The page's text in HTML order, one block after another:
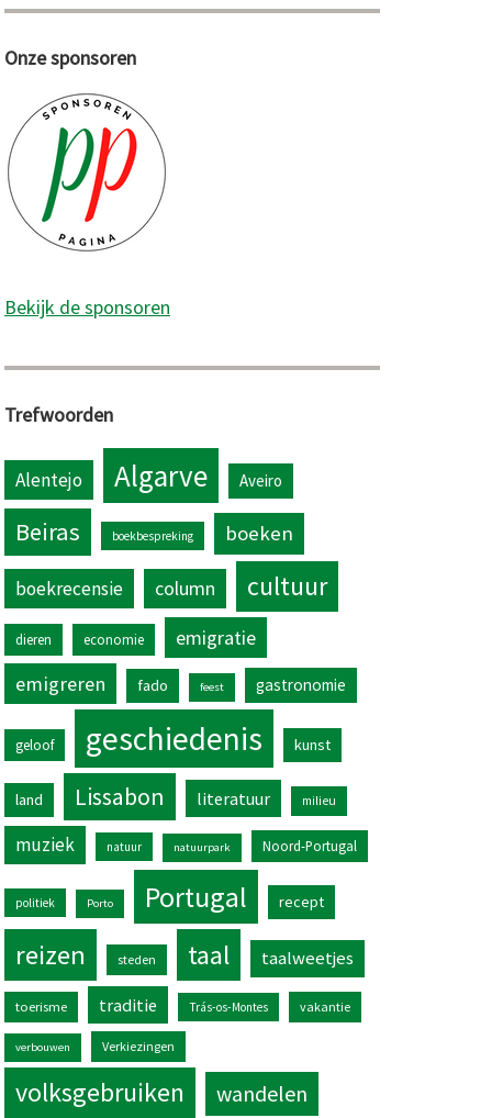
Onze sponsoren
Bekijk de sponsoren
Trefwoorden
Alentejo Algarve Aveiro
Beiras boekbespreking boeken
boekrecensie column cultuur
dieren economie
emigratie
emigreren
fado feest gastronomie
geloof geschiedenis kunst
land Lissabon literatuur milieu
muziek natuur natuurpark Noord-Portugal
politiek Porto Portugal recept
reizen steden taal taalweetjes
toerisme traditie Trás-os-Montes vakantie
verbouwen Verkiezingen
volksgebruiken wandelen